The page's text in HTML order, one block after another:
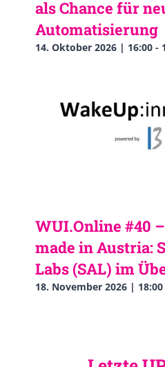
als Chance für
Automatisierung
14. Oktober 2026 | 16:00 -
WUI.Online #40
made in Austria:
Labs (SAL) im
18. November 2026 | 18:00